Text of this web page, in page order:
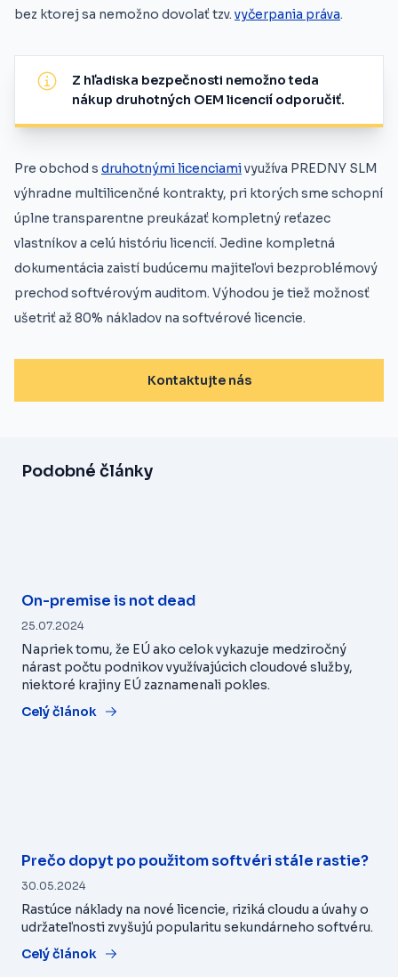
bez ktorej sa nemožno dovolať tzv. vyčerpania práva.
Z hľadiska bezpečnosti nemožno teda
nákup druhotných OEM licencií odporučiť.
Pre obchod s druhotnými licenciamivyužíva PREDNY SLM
výhradne multilicenčné kontrakty, pri ktorých sme schopní
úplne transparentne preukázať kompletný reťazec
vlastníkov a celú históriu licencií. Jedine kompletná
dokumentácia zaistí budúcemu majiteľovi bezproblémový
prechod softvérovým auditom. Výhodou je tiež možnosť
ušetriť až 80% nákladov na softvérové licencie.
Kontaktujte nás
Podobné články
On-premise is not dead
25.07.2024
Napriek tomu, že EÚ ako celok vykazuje medziročný
nárast počtu podnikov využívajúcich cloudové služby,
niektoré krajiny EÚ zaznamenali pokles.
Celý článok
Prečo dopyt po použitom softvéri stále rastie?
30.05.2024
Rastúce náklady na nové licencie, riziká cloudu a úvahy o
udržateľnosti zvyšujú popularitu sekundárneho softvéru.
Celý článok